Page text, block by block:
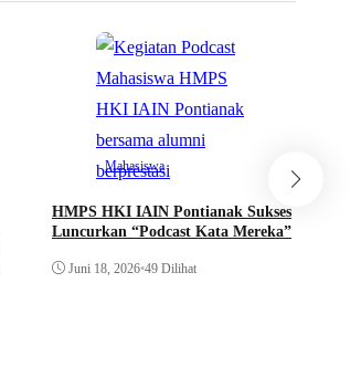
Mahasiswa
HMPS HKI IAIN Pontianak Sukses
Luncurkan “Podcast Kata Mereka”
Juni 18, 2026•49 Dilihat